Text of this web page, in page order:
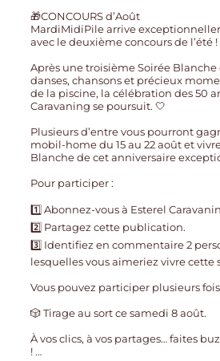
🎁CONCOURS d’Août
MardiMidiPile arrive
avec le deuxième concours de l’été !
Après une troisième Soirée
danses, chansons et précieux
de la piscine, la célébration des 50
Caravaning se poursuit. 🤍
Plusieurs d’entre vous pourront
mobil-home du 15 au 22 août et
Blanche de cet anniversaire
Pour participer :
1️⃣ Abonnez-vous à Esterel
2️⃣ Partagez cette publication.
3️⃣ Identifiez en commentaire 2
lesquelles vous aimeriez vivre cette
Vous pouvez participer plusieurs
🎲 Tirage au sort ce samedi 8 août.
À vos clics, à vos partages… faites
! …